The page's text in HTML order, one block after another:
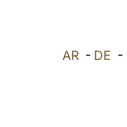
AR - DE -